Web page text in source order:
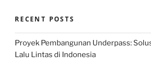
RECENT POSTS
Proyek Pembangunan Underpass:
Lalu Lintas di Indonesia